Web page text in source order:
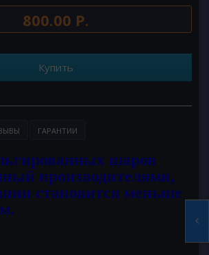
800.00 Р.
Купить
ГАРАНТИИ
шаров
производителями,
становится меньше